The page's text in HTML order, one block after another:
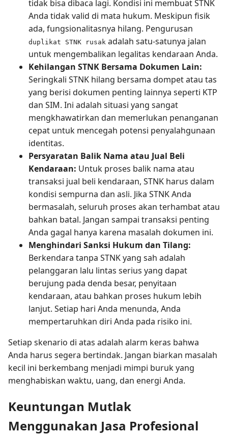
tidak bisa dibaca lagi. Kondisi ini membuat STNK
Anda tidak valid di mata hukum. Meskipun fisik
ada, fungsionalitasnya hilang. Pengurusan
duplikat STNK rusak adalah satu-satunya jalan
untuk mengembalikan legalitas kendaraan Anda.
Kehilangan STNK Bersama Dokumen Lain:
Seringkali STNK hilang bersama dompet atau tas
yang berisi dokumen penting lainnya seperti KTP
dan SIM. Ini adalah situasi yang sangat
mengkhawatirkan dan memerlukan penanganan
cepat untuk mencegah potensi penyalahgunaan
identitas.
Persyaratan Balik Nama atau Jual Beli
Kendaraan: Untuk proses balik nama atau
transaksi jual beli kendaraan, STNK harus dalam
kondisi sempurna dan asli. Jika STNK Anda
bermasalah, seluruh proses akan terhambat atau
bahkan batal. Jangan sampai transaksi penting
Anda gagal hanya karena masalah dokumen ini.
Menghindari Sanksi Hukum dan Tilang:
Berkendara tanpa STNK yang sah adalah
pelanggaran lalu lintas serius yang dapat
berujung pada denda besar, penyitaan
kendaraan, atau bahkan proses hukum lebih
lanjut. Setiap hari Anda menunda, Anda
mempertaruhkan diri Anda pada risiko ini.
Setiap skenario di atas adalah alarm keras bahwa
Anda harus segera bertindak. Jangan biarkan masalah
kecil ini berkembang menjadi mimpi buruk yang
menghabiskan waktu, uang, dan energi Anda.
Keuntungan Mutlak
Menggunakan Jasa Profesional